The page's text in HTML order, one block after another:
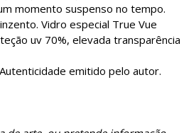
momento suspenso no tempo.
Vidro especial True Vue
uv 70%, elevada transparência
emitido pelo autor.